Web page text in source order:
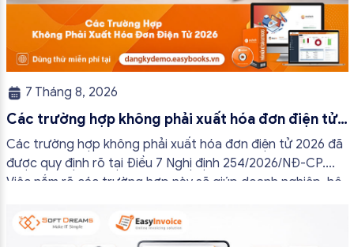
7 Tháng 8, 2026
Các trường hợp không phải xuất hóa đơn điện tử
2026
Các trường hợp không phải xuất hóa đơn điện tử 2026 đã
được quy định rõ tại Điều 7 Nghị định 254/2026/NĐ-CP.
Việc nắm rõ các trường hợp này sẽ giúp doanh nghiệp, hộ
tránh lập hóa đơn không cần thiết hoặc áp […]